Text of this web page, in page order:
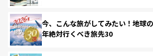
今、こんな旅がしてみたい！地球
年絶対行くべき旅先30